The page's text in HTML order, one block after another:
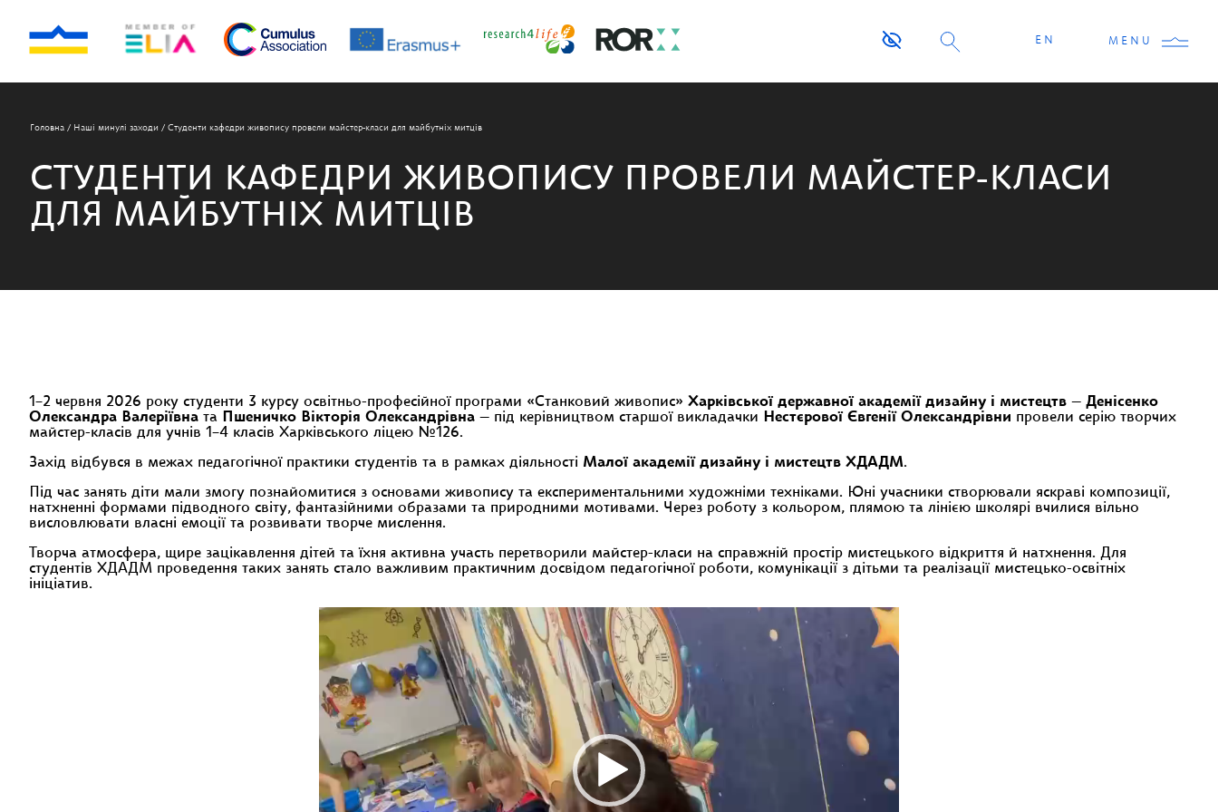
EN MENU
Головна / Наші минулі заходи / Студенти кафедри живопису провели майстер-класи для майбутніх митців
СТУДЕНТИ КАФЕДРИ ЖИВОПИСУ ПРОВЕЛИ МАЙСТЕР-КЛАСИ
ДЛЯ МАЙБУТНІХ МИТЦІВ
1–2 червня 2026 року студенти 3 курсу освітньо-професійної програми «Станковий живопис» Харківської державної академії дизайну і мистецтв — Денісенко
Олександра Валеріївна та Пшеничко Вікторія Олександрівна — під керівництвом старшої викладачки Нестєрової Євгенії Олександрівни провели серію творчих
майстер-класів для учнів 1–4 класів Харківського ліцею №126.
Захід відбувся в межах педагогічної практики студентів та в рамках діяльності Малої академії дизайну і мистецтв ХДАДМ.
Під час занять діти мали змогу познайомитися з основами живопису та експериментальними художніми техніками. Юні учасники створювали яскраві композиції,
натхненні формами підводного світу, фантазійними образами та природними мотивами. Через роботу з кольором, плямою та лінією школярі вчилися вільно
висловлювати власні емоції та розвивати творче мислення.
Творча атмосфера, щире зацікавлення дітей та їхня активна участь перетворили майстер-класи на справжній простір мистецького відкриття й натхнення. Для
студентів ХДАДМ проведення таких занять стало важливим практичним досвідом педагогічної роботи, комунікації з дітьми та реалізації мистецько-освітніх
ініціатив.
Відеопрогравач